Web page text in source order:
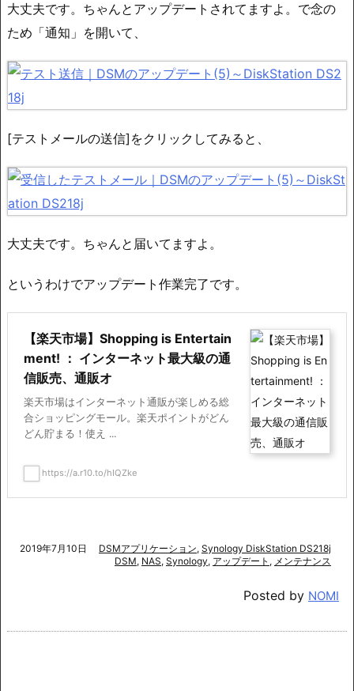
大丈夫です。ちゃんとアップデートされてますよ。で念の
ため「通知」を開いて、
[テストメールの送信]をクリックしてみると、
大丈夫です。ちゃんと届いてますよ。
というわけでアップデート作業完了です。
【楽天市場】Shopping is Entertain
ment! ： インターネット最大級の通
信販売、通販オ
楽天市場はインターネット通販が楽しめる総
合ショッピングモール。楽天ポイントがどん
どん貯まる！使え ...
https://a.r10.to/hIQZke
2019年7月10日 DSMアプリケーション, Synology DiskStation DS218j
DSM, NAS, Synology, アップデート , メンテナンス
Posted by NOMI